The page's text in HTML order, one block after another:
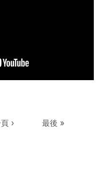
› Last page
最後 »